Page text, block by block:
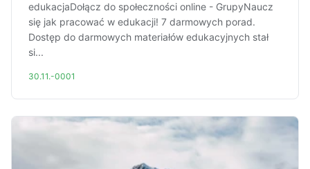
edukacjaDołącz do społeczności online - GrupyNaucz
się jak pracować w edukacji! 7 darmowych porad.
Dostęp do darmowych materiałów edukacyjnych stał
si...
30.11.-0001